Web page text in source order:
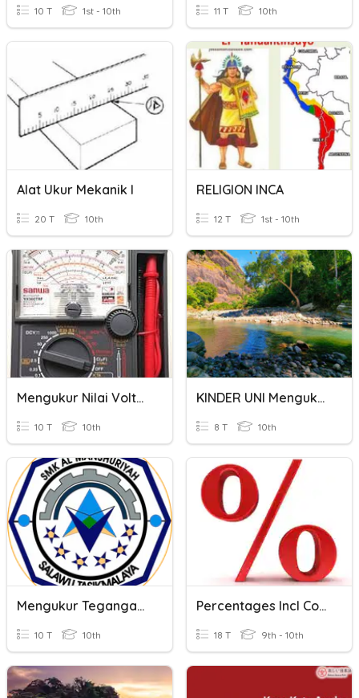
10 T 1st - 10th 11 T 10th
Alat Ukur Mekanik I
20 T 10th
RELIGION INCA
12 T 1st - 10th
Mengukur Nilai Voltan (Meter Pelbagai)
10 T 10th
KINDER UNI Mengukur Lebar Sungai
8 T 10th
Mengukur Tegangan Aki Sepeda Motor
10 T 10th
Percentages Incl Compound, Reverse
18 T 9th - 10th